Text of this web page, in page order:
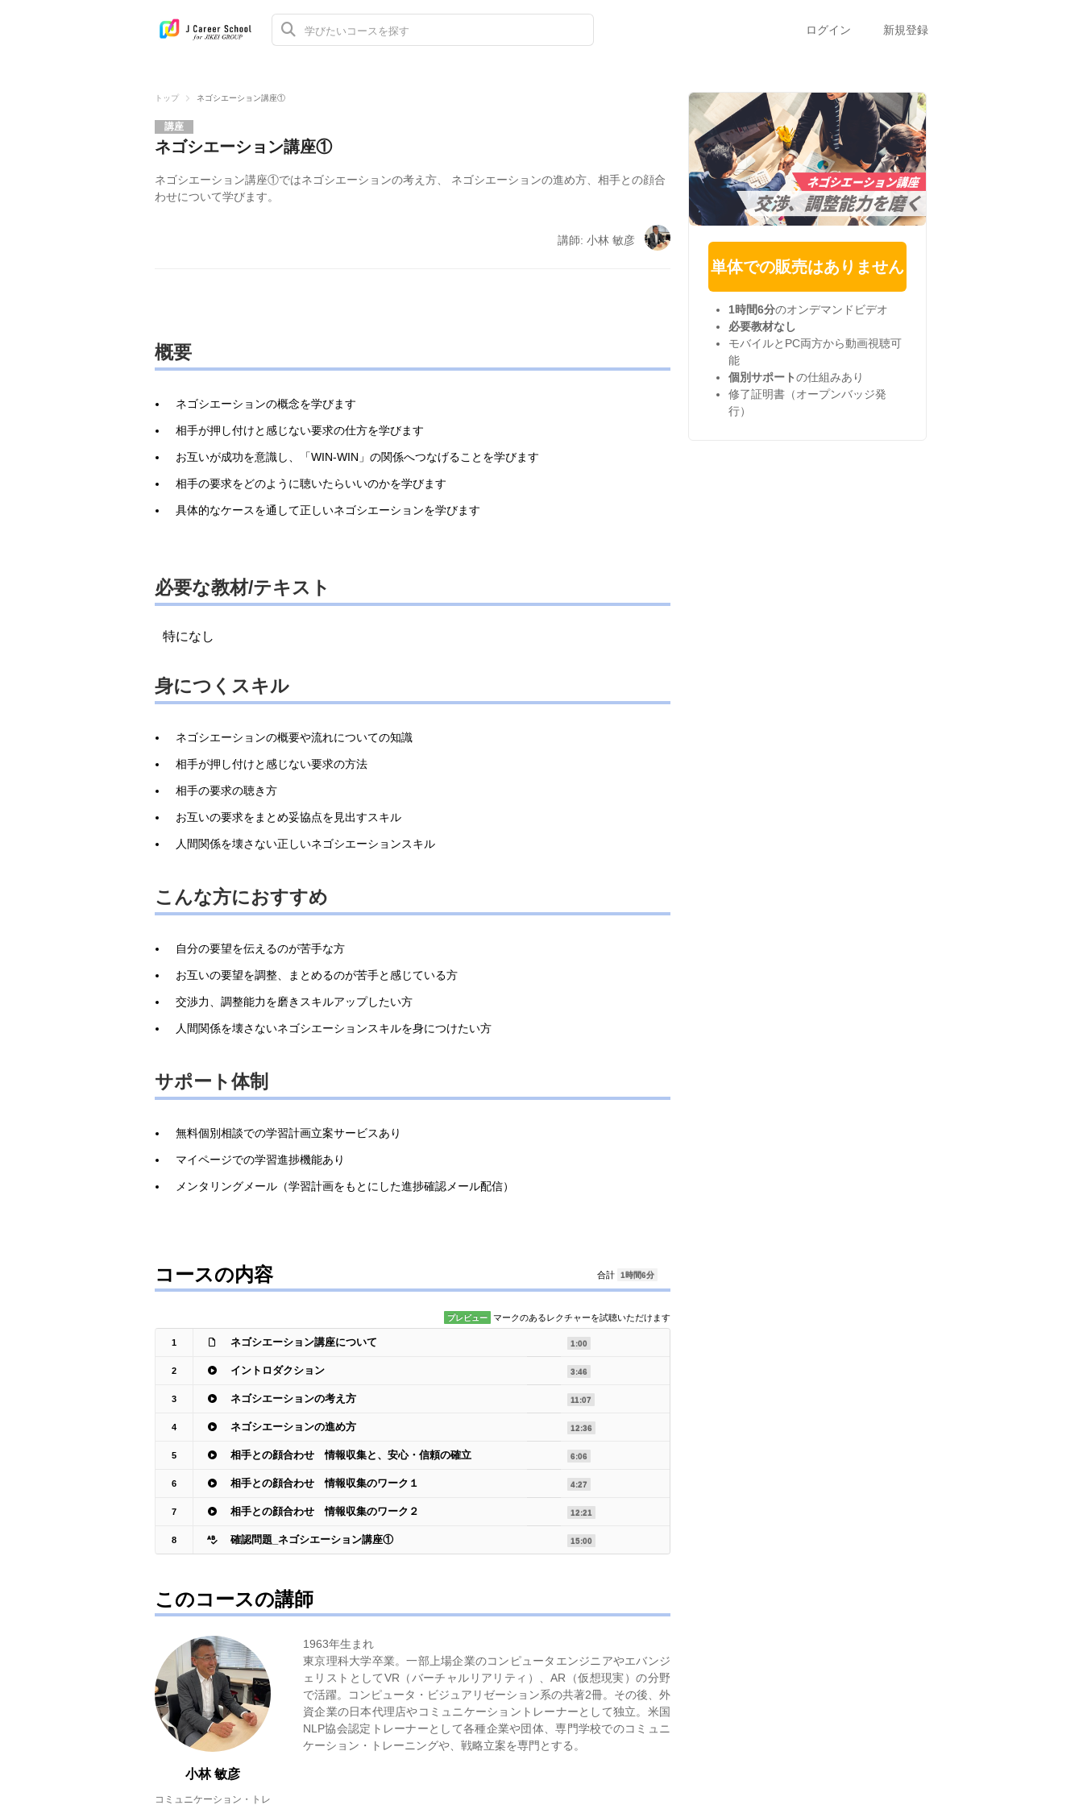
ログイン
ログイン
新規登録
トップ ネゴシエーション講座①
講座
ネゴシエーション講座①
ネゴシエーション講座①ではネゴシエーションの考え方、 ネゴシエーションの進め方、相手との顔合
わせについて学びます。
講師: 小林 敏彦
概要
ネゴシエーションの概念を学びます
相手が押し付けと感じない要求の仕方を学びます
お互いが成功を意識し、「WIN-WIN」の関係へつなげることを学びます
相手の要求をどのように聴いたらいいのかを学びます
具体的なケースを通して正しいネゴシエーションを学びます
必要な教材/テキスト
特になし
身につくスキル
ネゴシエーションの概要や流れについての知識
相手が押し付けと感じない要求の方法
相手の要求の聴き方
お互いの要求をまとめ妥協点を見出すスキル
人間関係を壊さない正しいネゴシエーションスキル
こんな方におすすめ
自分の要望を伝えるのが苦手な方
お互いの要望を調整、まとめるのが苦手と感じている方
交渉力、調整能力を磨きスキルアップしたい方
人間関係を壊さないネゴシエーションスキルを身につけたい方
サポート体制
無料個別相談での学習計画立案サービスあり
マイページでの学習進捗機能あり
メンタリングメール（学習計画をもとにした進捗確認メール配信）
コースの内容 合計 1時間6分
プレビュー マークのあるレクチャーを試聴いただけます
1 ネゴシエーション講座について 1:00
2 イントロダクション 3:46
3 ネゴシエーションの考え方 11:07
4 ネゴシエーションの進め方 12:36
5 相手との顔合わせ 情報収集と、安心・信頼の確立 6:06
6 相手との顔合わせ 情報収集のワーク１ 4:27
7 相手との顔合わせ 情報収集のワーク２ 12:21
8 確認問題_ネゴシエーション講座① 15:00
このコースの講師
小林 敏彦
コミュニケーション・トレ
1963年生まれ
東京理科大学卒業。一部上場企業のコンピュータエンジニアやエバンジ
ェリストとしてVR（バーチャルリアリティ）、AR（仮想現実）の分野
で活躍。コンピュータ・ビジュアリゼーション系の共著2冊。その後、外
資企業の日本代理店やコミュニケーショントレーナーとして独立。米国
NLP協会認定トレーナーとして各種企業や団体、専門学校でのコミュニ
ケーション・トレーニングや、戦略立案を専門とする。
単体での販売はありません
1時間6分のオンデマンドビデオ
必要教材なし
モバイルとPC両方から動画視聴可
能
個別サポートの仕組みあり
修了証明書（オープンバッジ発
行）